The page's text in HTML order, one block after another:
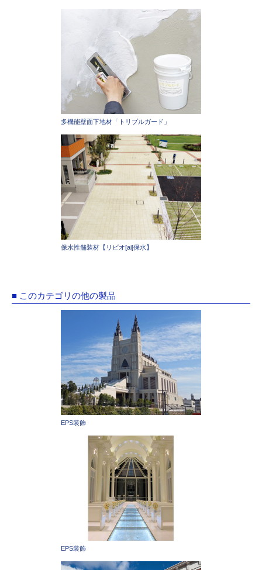
多機能壁面下地材「トリプルガード」
保水性舗装材【リビオ[ai]保水】
■ このカテゴリの他の製品
EPS装飾
EPS装飾